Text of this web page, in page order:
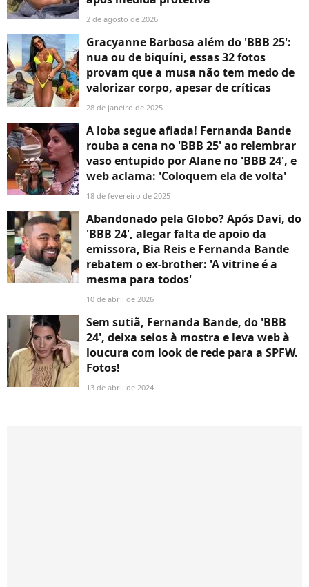
2 de agosto de 2026
Gracyanne Barbosa além do 'BBB 25':
nua ou de biquíni, essas 32 fotos
provam que a musa não tem medo de
valorizar corpo, apesar de críticas
28 de janeiro de 2025
A loba segue afiada! Fernanda Bande
rouba a cena no 'BBB 25' ao relembrar
vaso entupido por Alane no 'BBB 24', e
web aclama: 'Coloquem ela de volta'
18 de fevereiro de 2025
Abandonado pela Globo? Após Davi, do
'BBB 24', alegar falta de apoio da
emissora, Bia Reis e Fernanda Bande
rebatem o ex-brother: 'A vitrine é a
mesma para todos'
10 de abril de 2026
Sem sutiã, Fernanda Bande, do 'BBB
24', deixa seios à mostra e leva web à
loucura com look de rede para a SPFW.
Fotos!
13 de abril de 2024